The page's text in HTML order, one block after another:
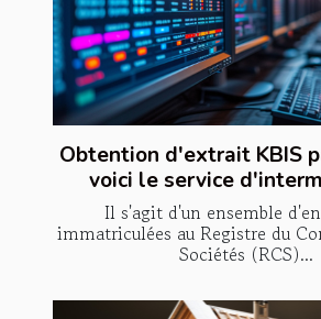
Obtention d'extrait KBIS
voici le service
Il s'agit d'un ensemble
immatriculées au Registre du
Sociétés (RCS)...